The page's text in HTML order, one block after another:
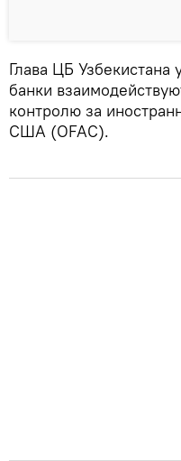
Глава ЦБ Узбекистана
банки
контролю за
США (OFAC).